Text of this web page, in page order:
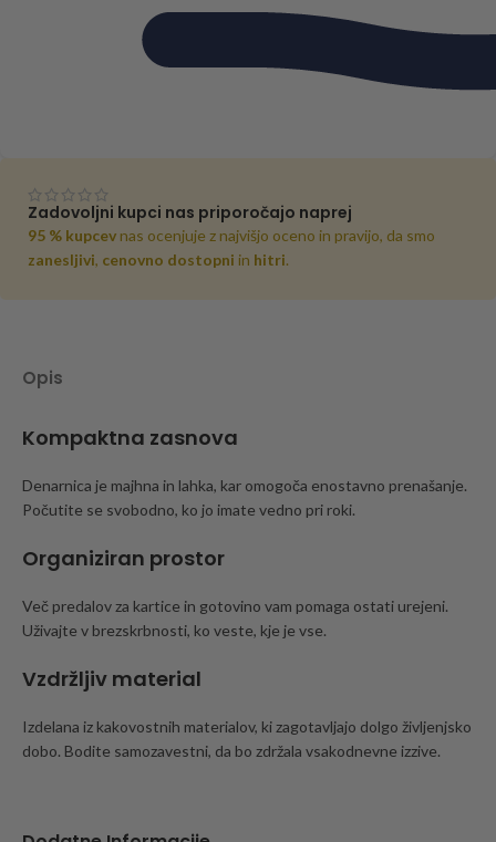
Zadovoljni kupci nas priporočajo naprej
95 % kupcev nas ocenjuje z najvišjo oceno in pravijo, da smo
zanesljivi, cenovno dostopni in hitri.
Opis
Kompaktna zasnova
Denarnica je majhna in lahka, kar omogoča enostavno prenašanje.
Počutite se svobodno, ko jo imate vedno pri roki.
Organiziran prostor
Več predalov za kartice in gotovino vam pomaga ostati urejeni.
Uživajte v brezskrbnosti, ko veste, kje je vse.
Vzdržljiv material
Izdelana iz kakovostnih materialov, ki zagotavljajo dolgo življenjsko
dobo. Bodite samozavestni, da bo zdržala vsakodnevne izzive.